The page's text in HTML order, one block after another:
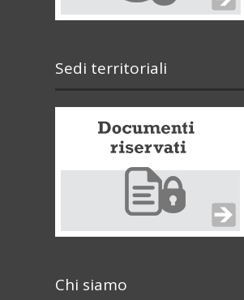
Sedi territoriali
Chi siamo